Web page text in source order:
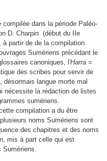
dans la période Paléo-
D. Charpin (début du IIe
à partir de de la compilation
Sumériens précédant le
canoniques, l'Harra =
des scribes pour servir de
désormais langue morte mal
nécessite la rédaction de listes
sumériens.
compilation a du être
noms Sumériens sont
des chapitres et des noms
mis à part celle qui est
Sumériens.